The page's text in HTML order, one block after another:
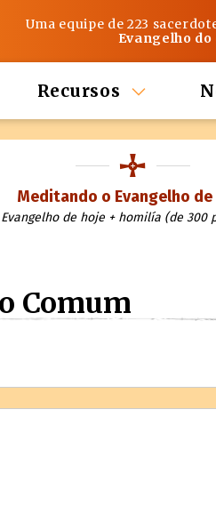
Uma equipe de 223
Evangelho do
Recursos
Meditando o Evangelho
Evangelho de hoje + homilía (de 300
Comum